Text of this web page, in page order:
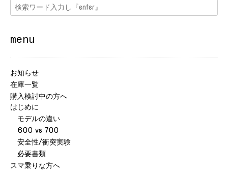
menu
お知らせ
在庫一覧
購入検討中の方へ
はじめに
モデルの違い
600 vs 700
安全性/衝突実験
必要書類
スマ乗りな方へ